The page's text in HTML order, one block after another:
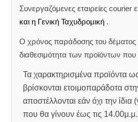
Συνεργαζόμενες εταιρείες courier
και η Γενική Ταχυδρομική .
Ο χρόνος παράδοσης του δέματος
διαθεσιμότητα των προϊόντων που
Τα χαρακτηρισμένα προϊόντα
βρίσκονται ετοιμοπαράδοτα
αποστέλλονται εάν όχι την ίδια
που θα γίνουν έως τις